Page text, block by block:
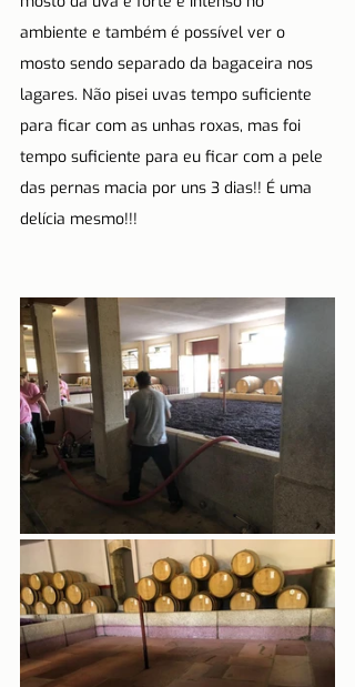
ambiente e também é possível ver o
mosto sendo separado da bagaceira nos
lagares. Não pisei uvas tempo suficiente
para ficar com as unhas roxas, mas foi
tempo suficiente para eu ficar com a pele
das pernas macia por uns 3 dias!! É uma
delícia mesmo!!!